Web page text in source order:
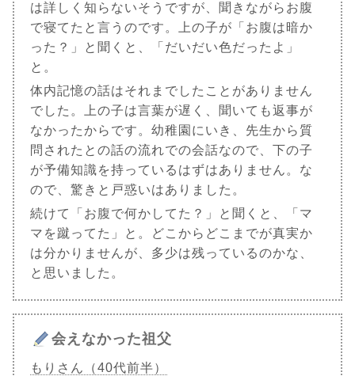
は詳しく知らないそうですが、聞きながらお腹
で寝てたと言うのです。上の子が「お腹は暗か
った？」と聞くと、「だいだい色だったよ」
と。
体内記憶の話はそれまでしたことがありません
でした。上の子は言葉が遅く、聞いても返事が
なかったからです。幼稚園にいき、先生から質
問されたとの話の流れでの会話なので、下の子
が予備知識を持っているはずはありません。な
ので、驚きと戸惑いはありました。
続けて「お腹で何かしてた？」と聞くと、「マ
マを蹴ってた」と。どこからどこまでが真実か
は分かりませんが、多少は残っているのかな、
と思いました。
会えなかった祖父
もりさん（40代前半）